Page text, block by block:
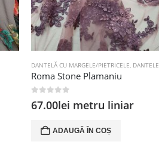
DANTELĂ CU MARGELE/PIETRICELE, DANTELE
Roma Stone Plamaniu
out of 5
67.00lei metru liniar
ADAUGĂ ÎN COȘ